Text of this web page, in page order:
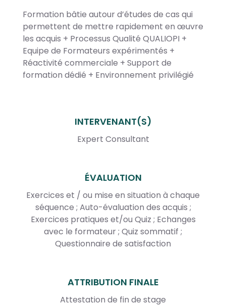
Formation bâtie autour d’études de cas qui
permettent de mettre rapidement en œuvre
les acquis + Processus Qualité QUALIOPI +
Equipe de Formateurs expérimentés +
Réactivité commerciale + Support de
formation dédié + Environnement privilégié
INTERVENANT(S)
Expert Consultant
ÉVALUATION
Exercices et / ou mise en situation à chaque
séquence ; Auto-évaluation des acquis ;
Exercices pratiques et/ou Quiz ; Echanges
avec le formateur ; Quiz sommatif ;
Questionnaire de satisfaction
ATTRIBUTION FINALE
Attestation de fin de stage